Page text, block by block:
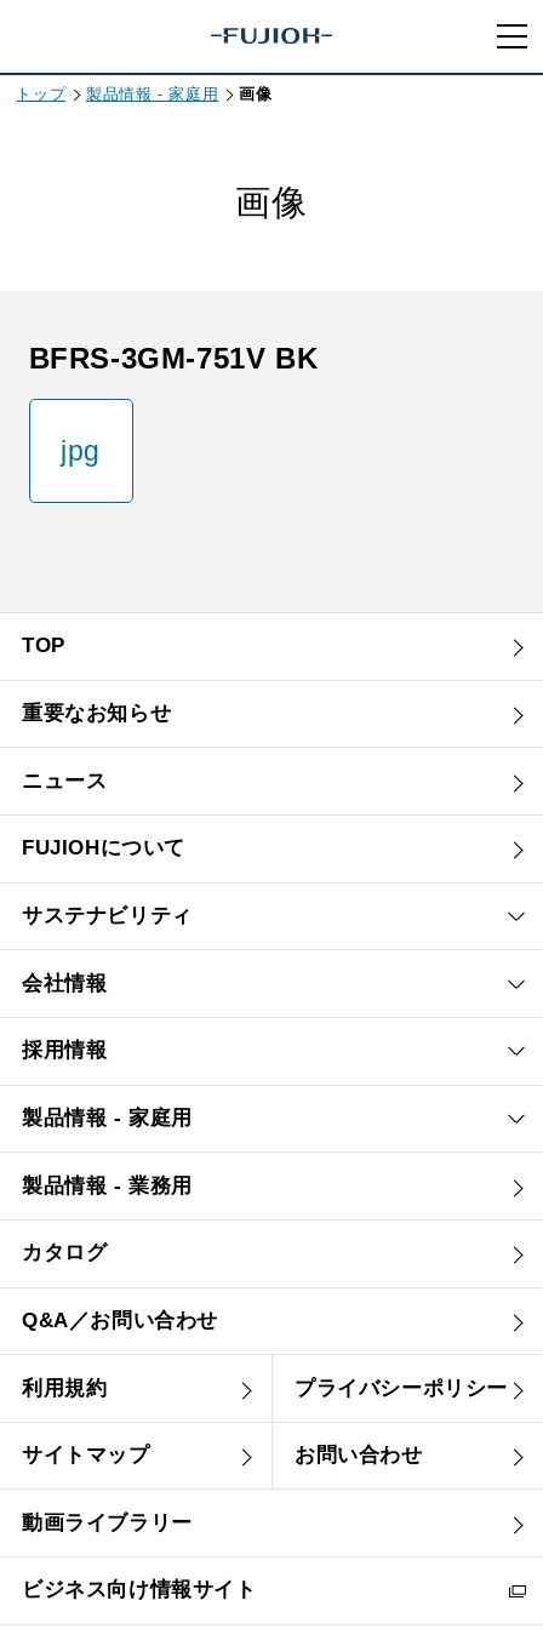
トップ 製品情報 - 家庭用 画像
画像
BFRS-3GM-751V BK
jpg
TOP
重要なお知らせ
ニュース
FUJIOHについて
サステナビリティ
会社情報
採用情報
製品情報 - 家庭用
製品情報 - 業務用
カタログ
Q&A／お問い合わせ
利用規約 プライバシーポリシー
サイトマップ お問い合わせ
動画ライブラリー
ビジネス向け情報サイト